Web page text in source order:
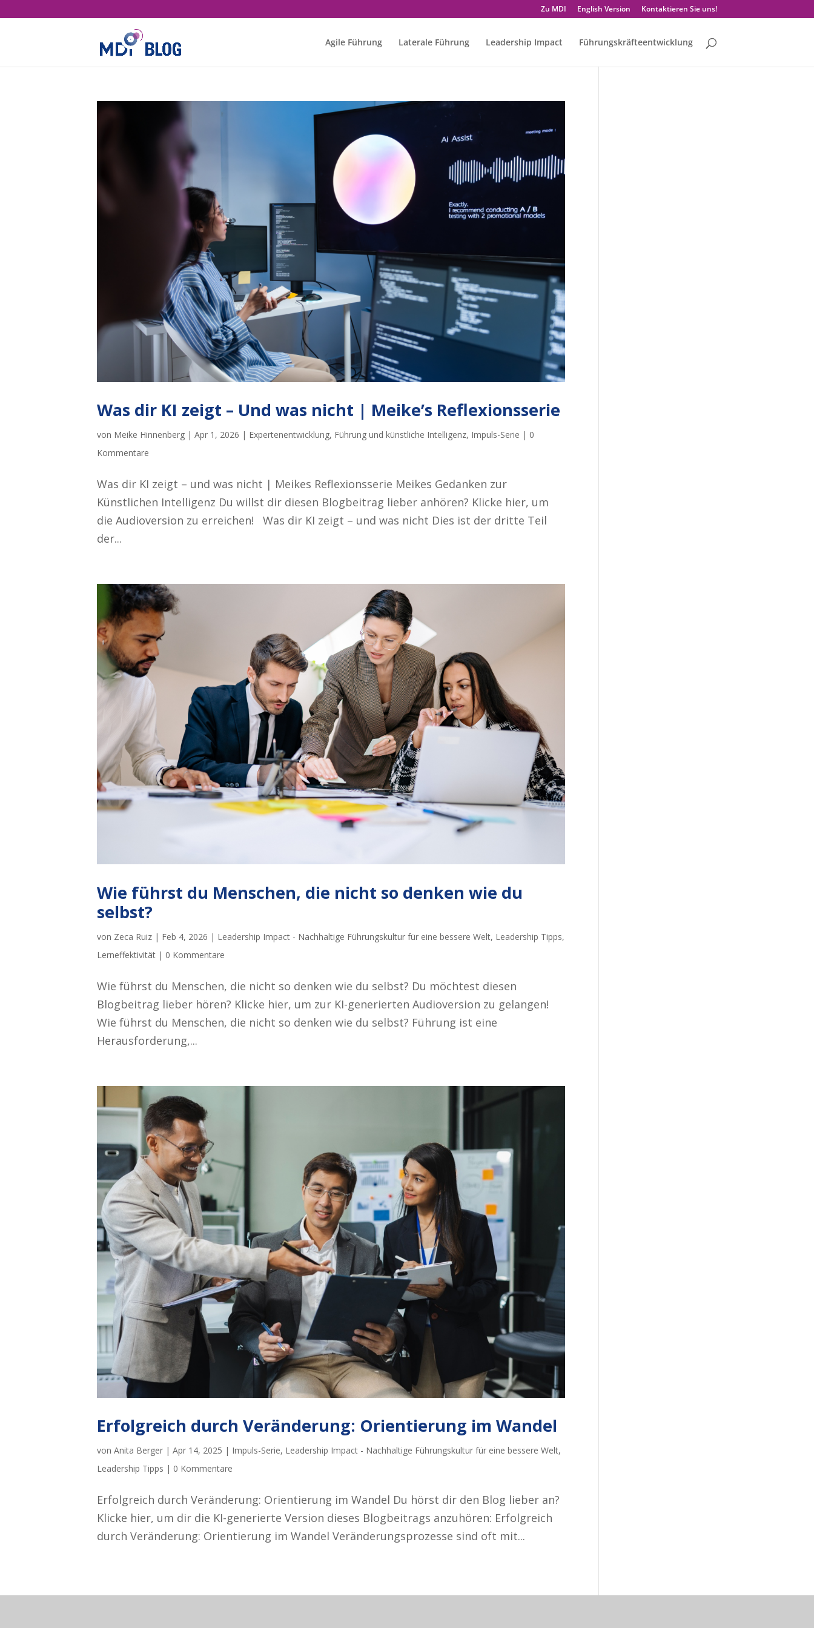
Zu MDI English Version Kontaktieren Sie uns!
Agile Führung Laterale Führung Leadership Impact Führungskräfteentwicklung
Was dir KI zeigt – Und was nicht | Meike’s Reflexionsserie
von Meike Hinnenberg | Apr 1, 2026 | Expertenentwicklung, Führung und künstliche Intelligenz, Impuls-Serie | 0
Kommentare
Was dir KI zeigt – und was nicht | Meikes Reflexionsserie Meikes Gedanken zur
Künstlichen Intelligenz Du willst dir diesen Blogbeitrag lieber anhören? Klicke hier, um
die Audioversion zu erreichen! Was dir KI zeigt – und was nicht Dies ist der dritte Teil
der...
Wie führst du Menschen, die nicht so denken wie du
selbst?
von Zeca Ruiz | Feb 4, 2026 | Leadership Impact - Nachhaltige Führungskultur für eine bessere Welt, Leadership Tipps,
Lerneffektivität | 0 Kommentare
Wie führst du Menschen, die nicht so denken wie du selbst? Du möchtest diesen
Blogbeitrag lieber hören? Klicke hier, um zur KI-generierten Audioversion zu gelangen!
Wie führst du Menschen, die nicht so denken wie du selbst? Führung ist eine
Herausforderung,...
Erfolgreich durch Veränderung: Orientierung im Wandel
von Anita Berger | Apr 14, 2025 | Impuls-Serie, Leadership Impact - Nachhaltige Führungskultur für eine bessere Welt,
Leadership Tipps | 0 Kommentare
Erfolgreich durch Veränderung: Orientierung im Wandel Du hörst dir den Blog lieber an?
Klicke hier, um dir die KI-generierte Version dieses Blogbeitrags anzuhören: Erfolgreich
durch Veränderung: Orientierung im Wandel Veränderungsprozesse sind oft mit...